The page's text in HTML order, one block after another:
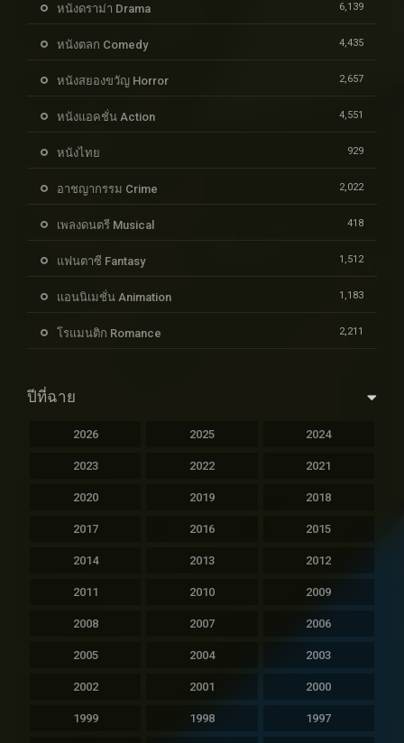
หนังดราม่า Drama 6,139
หนังตลก Comedy 4,435
หนังสยองขวัญ Horror 2,657
หนังแอคชั่น Action 4,551
หนังไทย 929
อาชญากรรม Crime 2,022
เพลงดนตรี Musical 418
แฟนตาซี Fantasy 1,512
แอนนิเมชั่น Animation 1,183
โรแมนติก Romance 2,211
ปีที่ฉาย
2026 2025 2024
2023 2022 2021
2020 2019 2018
2017 2016 2015
2014 2013 2012
2011 2010 2009
2008 2007 2006
2005 2004 2003
2002 2001 2000
1999 1998 1997